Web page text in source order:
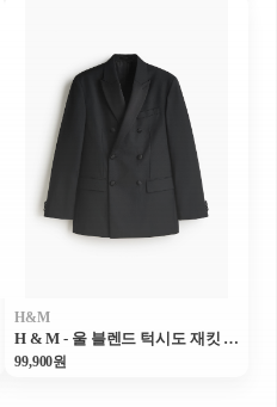
H&M
H & M - 울 블렌드 턱시도 재킷 릴랙스핏 - 블랙
99,900원